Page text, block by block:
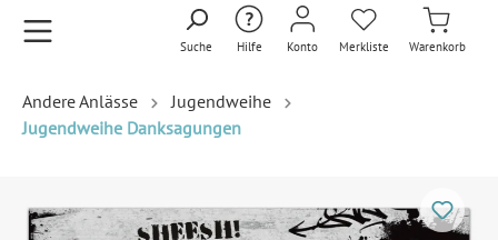
Suche Hilfe Konto Merkliste Warenkorb
Andere Anlässe
Jugendweihe
Jugendweihe Danksagungen